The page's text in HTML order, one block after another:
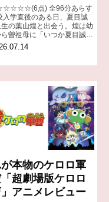
点) 全96分あらす
入学直後のある日、夏目誠
の葉山煌と出会う。煌は幼
曽祖母に「いつか夏目誠と
と語られており、一枚の花
を手にしていた。 引用-
本物のケロロ軍
超劇場版ケロロ
アニメレビュー